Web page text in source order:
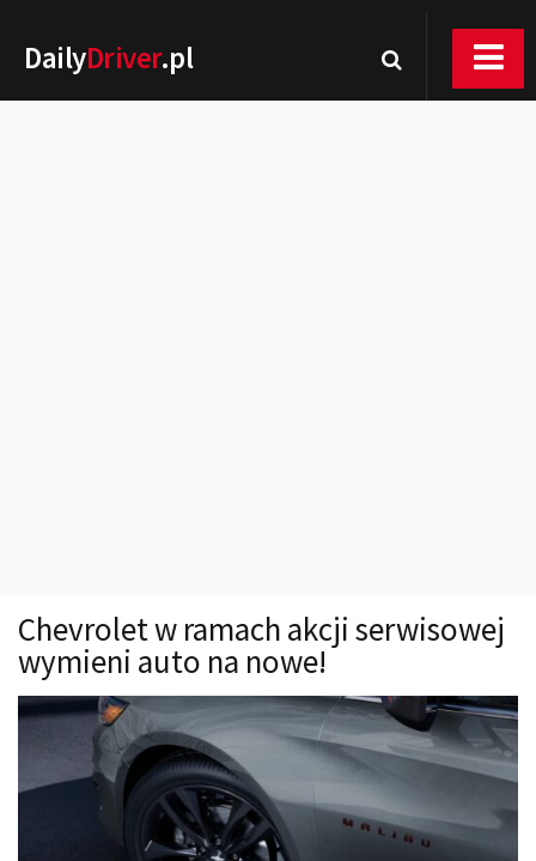
DailyDriver.pl
Technika jazdy
Oświetlenie
Kalkulatory
Przelicznik mocy
Auto z niemiec
Chevrolet w ramach akcji serwisowej
wymieni auto na nowe!